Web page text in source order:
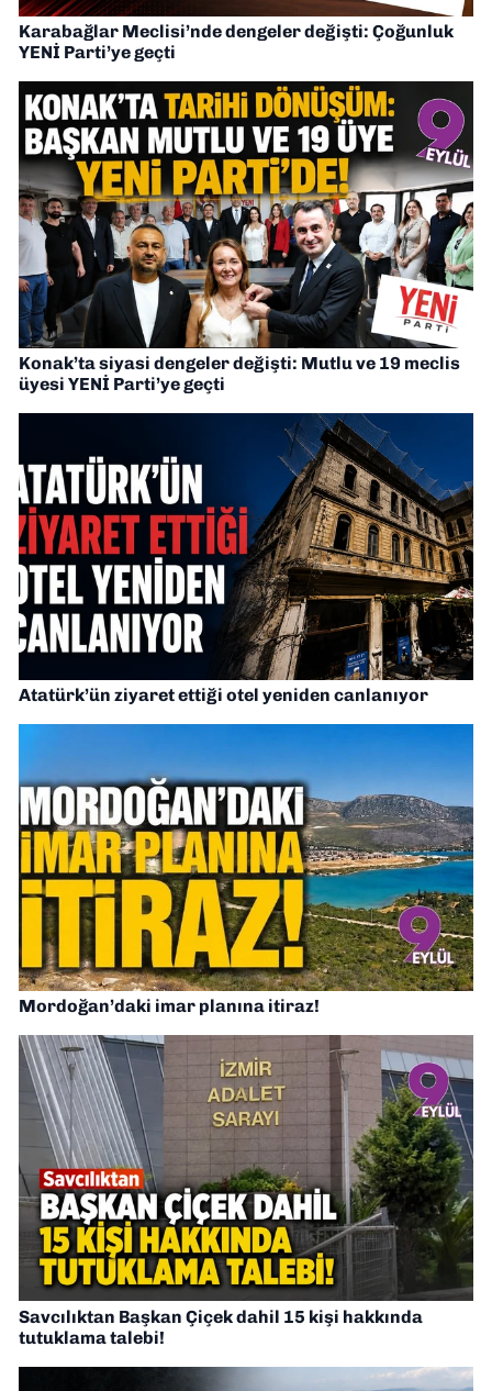
Karabağlar Meclisi’nde dengeler değişti: Çoğunluk
YENİ Parti’ye geçti
Konak’ta siyasi dengeler değişti: Mutlu ve 19 meclis
üyesi YENİ Parti’ye geçti
Atatürk’ün ziyaret ettiği otel yeniden canlanıyor
Mordoğan’daki imar planına itiraz!
Savcılıktan Başkan Çiçek dahil 15 kişi hakkında
tutuklama talebi!